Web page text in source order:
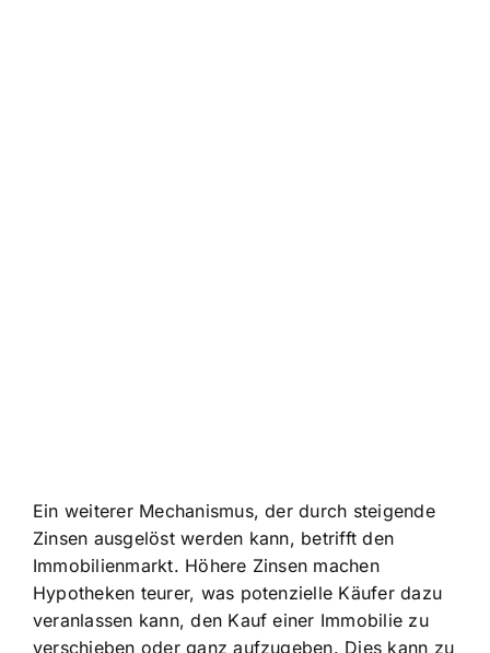
Ein weiterer Mechanismus, der durch steigende
Zinsen ausgelöst werden kann, betrifft den
Immobilienmarkt. Höhere Zinsen machen
Hypotheken teurer, was potenzielle Käufer dazu
veranlassen kann, den Kauf einer Immobilie zu
verschieben oder ganz aufzugeben. Dies kann zu